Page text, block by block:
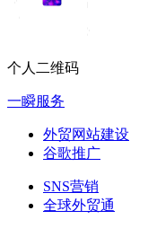
个人二维码
一瞬服务
外贸网站建设
谷歌推广
SNS营销
全球外贸通